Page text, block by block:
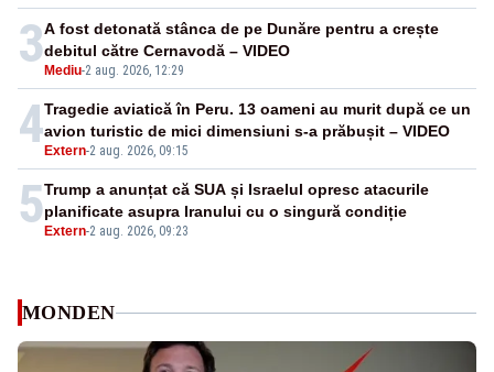
3 Mediu-2 aug. 2026, 12:29
A fost detonată stânca de pe Dunăre pentru a crește
debitul către Cernavodă – VIDEO
4 Extern-2 aug. 2026, 09:15
Tragedie aviatică în Peru. 13 oameni au murit după ce un
avion turistic de mici dimensiuni s-a prăbușit – VIDEO
5 Extern-2 aug. 2026, 09:23
Trump a anunțat că SUA și Israelul opresc atacurile
planificate asupra Iranului cu o singură condiție
MONDEN